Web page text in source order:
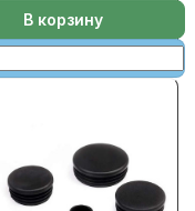
В корзину